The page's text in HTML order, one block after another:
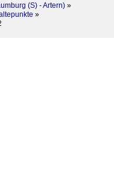
(S) - Artern) »
»